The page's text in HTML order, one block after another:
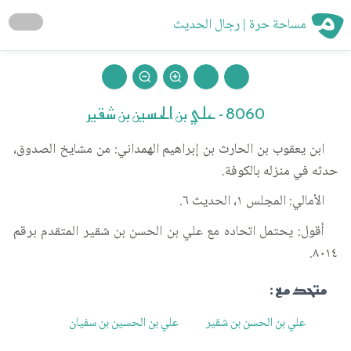
مساحة حرة | رجال الحديث
8060 - علي بن الحسين بن شقير
ابن يعقوب بن الحارث بن إبراهيم الهمداني: من مشايخ الصدوق،
حدثه في منزله بالكوفة.
الأمالي: المجلس ١، الحديث ٦.
أقول: يحتمل اتحاده مع علي بن الحسن بن شقير المتقدم برقم
٨٠١٤.
متحد مع :
علي بن الحسن بن شقير علي بن الحسين بن سفيان